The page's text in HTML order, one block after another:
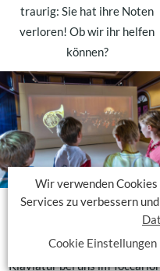
traurig: Sie hat ihre Noten
verloren! Ob wir ihr helfen
können?
WEITERLESEN
Walking Piano
Die „Special Edition“ von
Saracenis einzigartiger
Klaviatur bei uns im
Wir verwenden
Services zu verbessern
Cookie Einstellungen